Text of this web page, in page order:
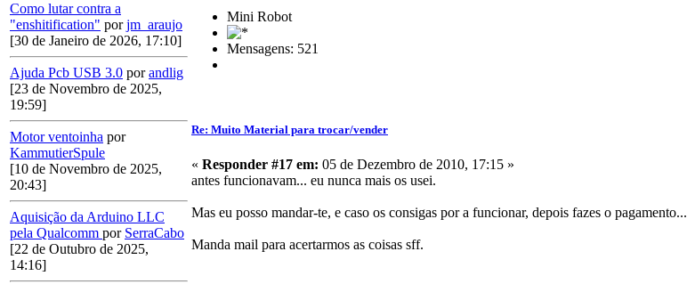
Como lutar contra a
"enshitification" porjm_araujo
[30 de Janeiro de 2026, 17:10]
Ajuda Pcb USB 3.0 porandlig
[23 de Novembro de 2025,
19:59]
Motor ventoinha por
KammutierSpule
[10 de Novembro de 2025,
20:43]
Aquisição da Arduino LLC
pela Qualcomm por SerraCabo
[22 de Outubro de 2025,
14:16]
Mini Robot
Mensagens: 521
Re: Muito Material para trocar/vender
« Responder #17 em: 05 de Dezembro de 2010, 17:15 »
antes funcionavam... eu nunca mais os usei.
Mas eu posso mandar-te, e caso os consigas por a funcionar, depois fazes o pagamento...
Manda mail para acertarmos as coisas sff.